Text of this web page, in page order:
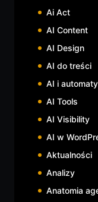
Ai Act
AI Content
AI Design
AI do treści
AI i
AI Tools
AI Visibility
AI w
Aktualności
Analizy
Anatomia